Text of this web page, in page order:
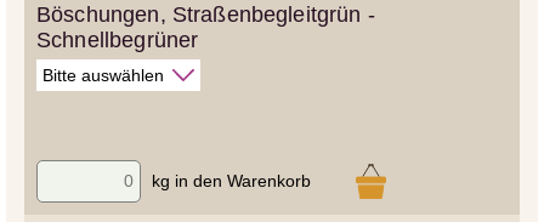
Böschungen, Straßenbegleitgrün -
Schnellbegrüner
kg in den Warenkorb